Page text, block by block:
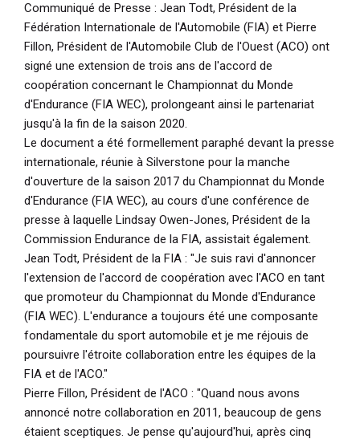
Communiqué de Presse : Jean Todt, Président de la
Fédération Internationale de l'Automobile (FIA) et Pierre
Fillon, Président de l'Automobile Club de l'Ouest (ACO) ont
signé une extension de trois ans de l'accord de
coopération concernant le Championnat du Monde
d'Endurance (FIA WEC), prolongeant ainsi le partenariat
jusqu'à la fin de la saison 2020.
Le document a été formellement paraphé devant la presse
internationale, réunie à Silverstone pour la manche
d'ouverture de la saison 2017 du Championnat du Monde
d'Endurance (FIA WEC), au cours d'une conférence de
presse à laquelle Lindsay Owen-Jones, Président de la
Commission Endurance de la FIA, assistait également.
Jean Todt, Président de la FIA : "Je suis ravi d'annoncer
l'extension de l'accord de coopération avec l'ACO en tant
que promoteur du Championnat du Monde d'Endurance
(FIA WEC). L'endurance a toujours été une composante
fondamentale du sport automobile et je me réjouis de
poursuivre l'étroite collaboration entre les équipes de la
FIA et de l'ACO."
Pierre Fillon, Président de l'ACO : "Quand nous avons
annoncé notre collaboration en 2011, beaucoup de gens
étaient sceptiques. Je pense qu'aujourd'hui, après cinq